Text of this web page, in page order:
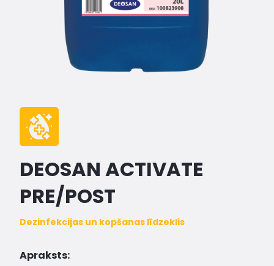
DEOSAN ACTIVATE
PRE/POST
Dezinfekcijas un kopšanas līdzeklis
Apraksts: